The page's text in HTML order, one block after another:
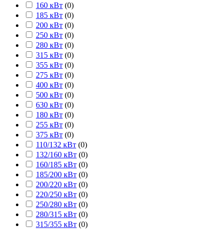
160 кВт (0)
185 кВт (0)
200 кВт (0)
250 кВт (0)
280 кВт (0)
315 кВт (0)
355 кВт (0)
275 кВт (0)
400 кВт (0)
500 кВт (0)
630 кВт (0)
180 кВт (0)
255 кВт (0)
375 кВт (0)
110/132 кВт (0)
132/160 кВт (0)
160/185 кВт (0)
185/200 кВт (0)
200/220 кВт (0)
220/250 кВт (0)
250/280 кВт (0)
280/315 кВт (0)
315/355 кВт (0)